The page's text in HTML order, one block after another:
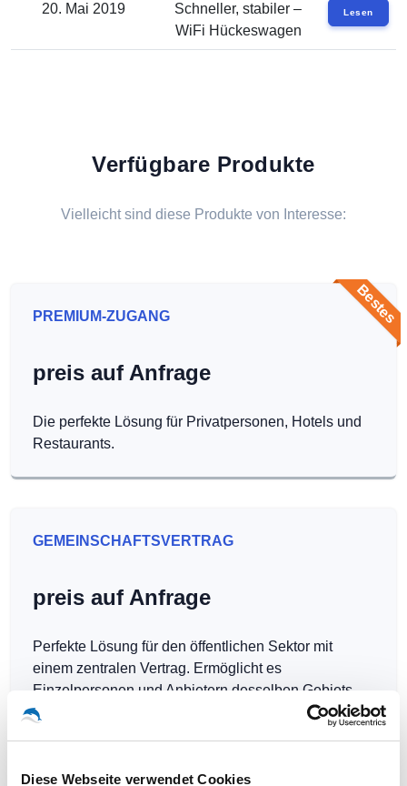
Diese Webseite verwendet Cookies
20. Mai 2019
Schneller, stabiler –
WiFi Hückeswagen
Lesen
Verfügbare Produkte
Vielleicht sind diese Produkte von Interesse:
Bestes
PREMIUM-ZUGANG
preis auf Anfrage
Die perfekte Lösung für Privatpersonen, Hotels und
Restaurants.
GEMEINSCHAFTSVERTRAG
preis auf Anfrage
Perfekte Lösung für den öffentlichen Sektor mit
einem zentralen Vertrag. Ermöglicht es
Einzelpersonen und Anbietern desselben Gebiets,
Hotspots kostenlos zu betreiben.